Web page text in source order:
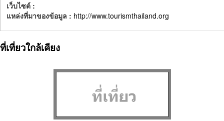
เว็บไซต์ :
แหล่งที่มาของข้อมูล : http://www.tourismthailand.org
ที่เที่ยวใกล้เคียง